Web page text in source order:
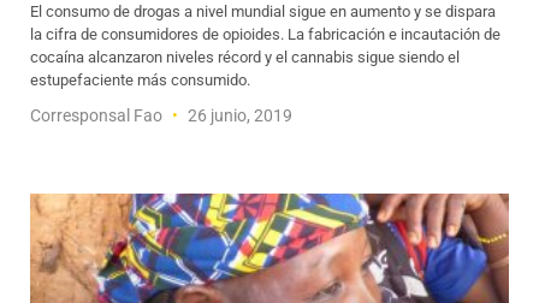
El consumo de drogas a nivel mundial sigue en aumento y se dispara
la cifra de consumidores de opioides. La fabricación e incautación de
cocaína alcanzaron niveles récord y el cannabis sigue siendo el
estupefaciente más consumido.
Corresponsal Fao 26 junio, 2019